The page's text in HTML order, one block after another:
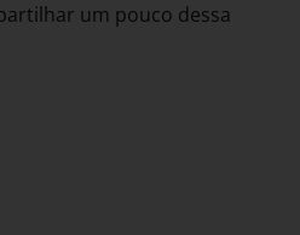
um pouco dessa